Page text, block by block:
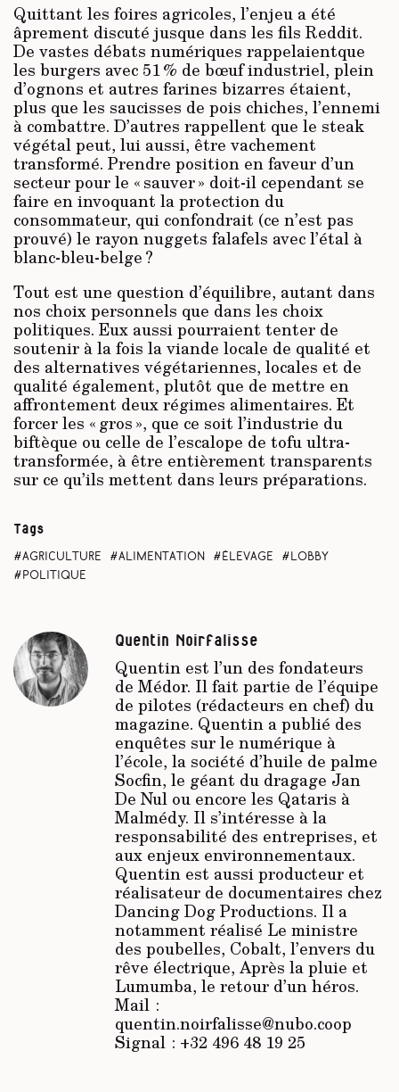
Quittant les foires agricoles, l’enjeu a été
âprement discuté jusque dans les fils Reddit.
De vastes débats numériques rappelaientque
les burgers avec 51 % de bœuf industriel, plein
d’ognons et autres farines bizarres étaient,
plus que les saucisses de pois chiches, l’ennemi
à combattre. D’autres rappellent que le steak
végétal peut, lui aussi, être vachement
transformé. Prendre position en faveur d’un
secteur pour le « sauver » doit-il cependant se
faire en invoquant la protection du
consommateur, qui confondrait (ce n’est pas
prouvé) le rayon nuggets falafels avec l’étal à
blanc-bleu-belge ?
Tout est une question d’équilibre, autant dans
nos choix personnels que dans les choix
politiques. Eux aussi pourraient tenter de
soutenir à la fois la viande locale de qualité et
des alternatives végétariennes, locales et de
qualité également, plutôt que de mettre en
affrontement deux régimes alimentaires. Et
forcer les « gros », que ce soit l’industrie du
biftèque ou celle de l’escalope de tofu ultra-
transformée, à être entièrement transparents
sur ce qu’ils mettent dans leurs préparations.
Tags
agriculture alimentation élevage
lobby
politique
Quentin Noirfalisse
Quentin est l’un des fondateurs
de Médor. Il fait partie de l’équipe
de pilotes (rédacteurs en chef) du
magazine. Quentin a publié des
enquêtes sur le numérique à
l’école, la société d’huile de palme
Socfin, le géant du dragage Jan
De Nul ou encore les Qataris à
Malmédy. Il s’intéresse à la
responsabilité des entreprises, et
aux enjeux environnementaux.
Quentin est aussi producteur et
réalisateur de documentaires chez
Dancing Dog Productions. Il a
notamment réalisé Le ministre
des poubelles, Cobalt, l’envers du
rêve électrique, Après la pluie et
Lumumba, le retour d’un héros.
Mail :
quentin.noirfalisse@nubo.coop
Signal : +32 496 48 19 25